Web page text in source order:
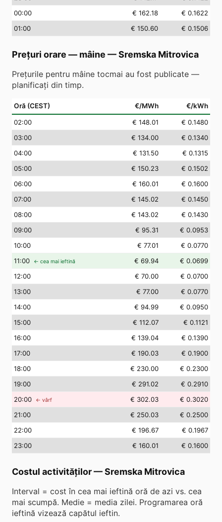
00:00 € 162.18
€ 0.1622
01:00 € 150.60 € 0.1506
Prețuri orare — mâine —Sremska Mitrovica
Prețurile pentru mâine tocmai au fost publicate —
planificați din timp.
Oră (CEST) €/MWh €/kWh
02:00 € 148.01
€ 0.1480
03:00 € 134.00
€ 0.1340
04:00 € 131.50
€ 0.1315
05:00 € 150.23
€ 0.1502
06:00 € 160.01
€ 0.1600
07:00 € 145.02
€ 0.1450
08:00 € 143.02
€ 0.1430
09:00 € 95.31
€ 0.0953
10:00 € 77.01
€ 0.0770
11:00 ← cea mai ieftină € 69.94
€ 0.0699
12:00 € 70.00
€ 0.0700
13:00 € 77.00
€ 0.0770
14:00 € 94.99
€ 0.0950
15:00 € 112.07
€ 0.1121
16:00 € 139.04
€ 0.1390
17:00 € 190.03
€ 0.1900
18:00 € 230.00
€ 0.2300
19:00 € 291.02
€ 0.2910
20:00 ← vârf € 302.03
€ 0.3020
21:00 € 250.03
€ 0.2500
22:00 € 196.67
€ 0.1967
23:00 € 160.01 € 0.1600
Costul activităților—Sremska Mitrovica
Interval = cost în cea mai ieftină oră de azi vs. cea
mai scumpă. Medie = media zilei. Programarea oră
ieftină vizează capătul ieftin.